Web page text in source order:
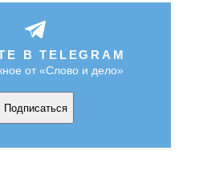
В TELEGRAM
от «Слово и дело»
Подписаться